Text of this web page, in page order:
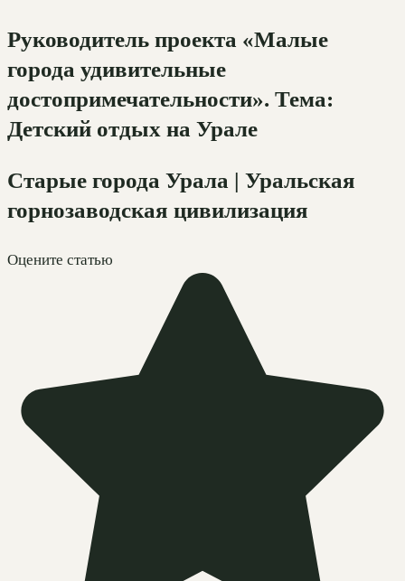
Руководитель проекта «Малые
города удивительные
достопримечательности». Тема:
Детский отдых на Урале
Старые города Урала | Уральская
горнозаводская цивилизация
Оцените статью